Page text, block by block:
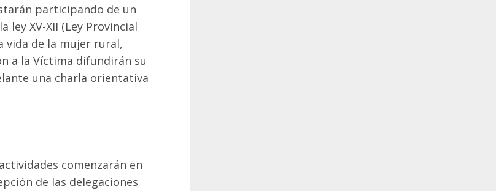
participando de un
XV-XII (Ley Provincial
vida de la mujer rural,
a la Víctima difundirán su
una charla orientativa
comenzarán en
de las delegaciones